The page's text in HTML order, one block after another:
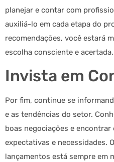
planejar e contar com
auxiliá-lo em cada etapa do
recomendações, você estará
escolha consciente e acertada.
Invista em
Por fim, continue se
e as tendências do setor.
boas negociações e
expectativas e necessidades.
lançamentos está sempre em